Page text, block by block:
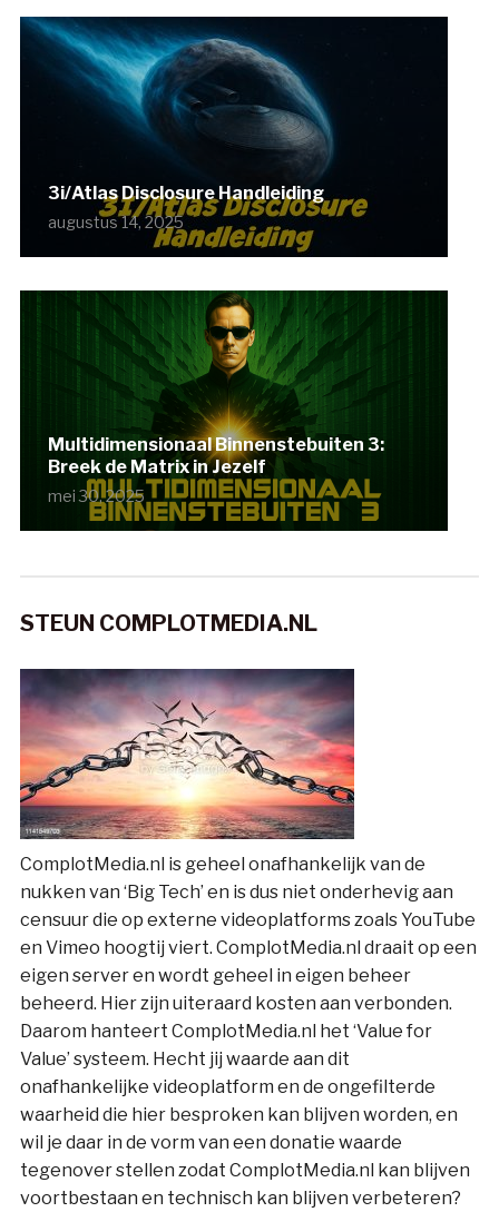
3i/Atlas Disclosure Handleiding
augustus 14, 2025
Multidimensionaal Binnenstebuiten 3:
Breek de Matrix in Jezelf
mei 30, 2025
STEUN COMPLOTMEDIA.NL
ComplotMedia.nl is geheel onafhankelijk van de
nukken van ‘Big Tech’ en is dus niet onderhevig aan
censuur die op externe videoplatforms zoals YouTube
en Vimeo hoogtij viert. ComplotMedia.nl draait op een
eigen server en wordt geheel in eigen beheer
beheerd. Hier zijn uiteraard kosten aan verbonden.
Daarom hanteert ComplotMedia.nl het ‘Value for
Value’ systeem. Hecht jij waarde aan dit
onafhankelijke videoplatform en de ongefilterde
waarheid die hier besproken kan blijven worden, en
wil je daar in de vorm van een donatie waarde
tegenover stellen zodat ComplotMedia.nl kan blijven
voortbestaan en technisch kan blijven verbeteren?